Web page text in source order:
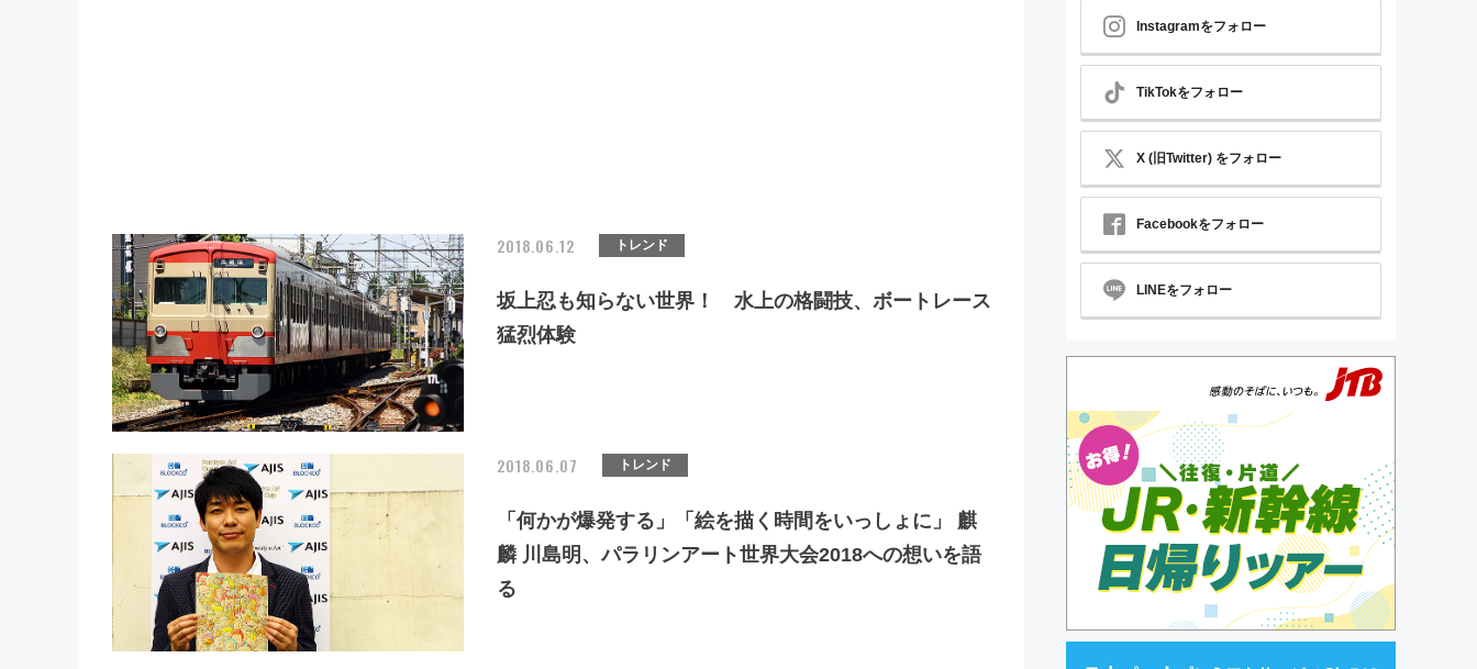
2018.06.12 トレンド
坂上忍も知らない世界！ 水上の格闘技、ボートレース
猛烈体験
2018.06.07 トレンド
「何かが爆発する」「絵を描く時間をいっしょに」 麒
麟 川島明、パラリンアート世界大会2018への想いを語
る
Instagramをフォロー
TikTokをフォロー
X (旧Twitter) をフォロー
Facebookをフォロー
LINEをフォロー